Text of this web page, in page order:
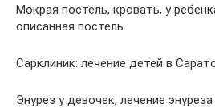
Мокрая постель, кровать, у
описанная постель
Сарклиник: лечение детей в
Энурез у девочек, лечение